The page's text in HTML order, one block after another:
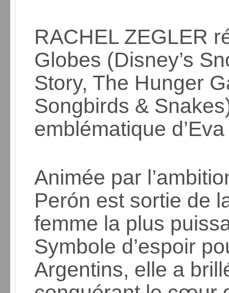
RACHEL ZEGLER
Globes (Disney’s
Story, The Hunger
Songbirds &
emblématique
Animée par
Perón est sortie de
femme la plus
Symbole d’espoir
Argentins, elle a